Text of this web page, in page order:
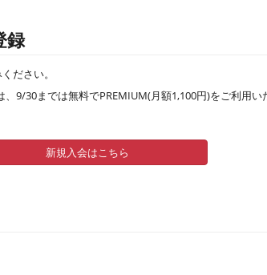
録
ださい。
9/30までは無料でPREMIUM(月額1,100円)をご利用い
新規入会はこちら